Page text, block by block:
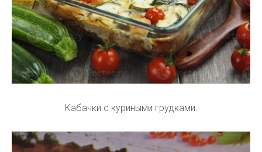
Кабачки с куриными грудками.